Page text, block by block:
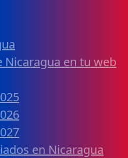
Nicaragua en tu web
en Nicaragua